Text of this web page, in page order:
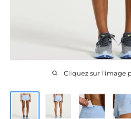
Cliquez sur l'image